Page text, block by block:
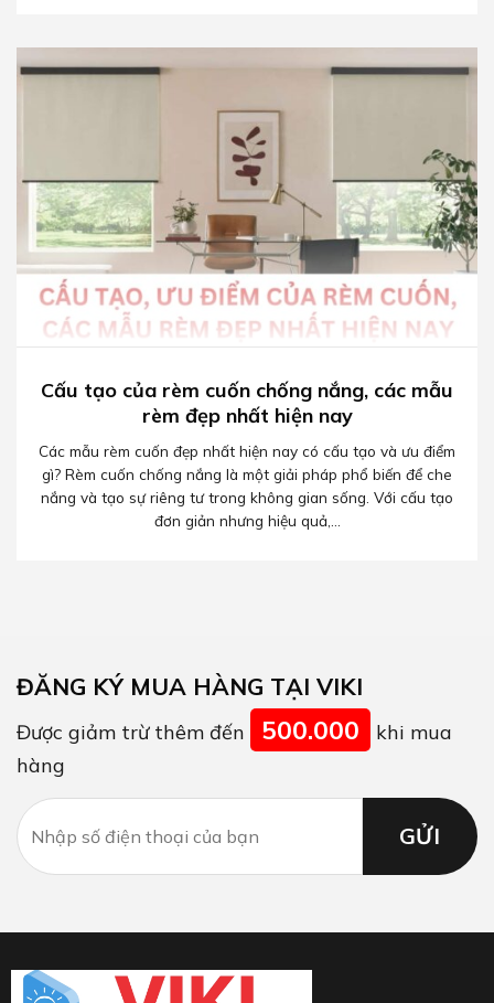
Cấu tạo của rèm cuốn chống nắng, các mẫu
rèm đẹp nhất hiện nay
Các mẫu rèm cuốn đẹp nhất hiện nay có cấu tạo và ưu điểm
gì? Rèm cuốn chống nắng là một giải pháp phổ biến để che
nắng và tạo sự riêng tư trong không gian sống. Với cấu tạo
đơn giản nhưng hiệu quả,...
ĐĂNG KÝ MUA HÀNG TẠI VIKI
Được giảm trừ thêm đến 500.000
khi mua
hàng